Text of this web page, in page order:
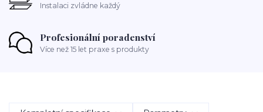
Instalaci zvládne každý
Profesionální poradenství
Více než 15 let praxe s produkty